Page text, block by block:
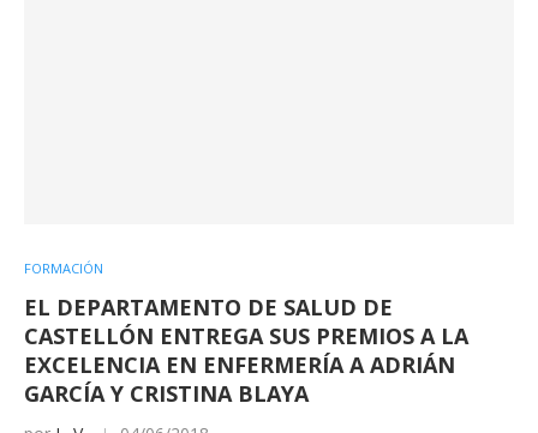
FORMACIÓN
EL DEPARTAMENTO DE SALUD DE
CASTELLÓN ENTREGA SUS PREMIOS A LA
EXCELENCIA EN ENFERMERÍA A ADRIÁN
GARCÍA Y CRISTINA BLAYA